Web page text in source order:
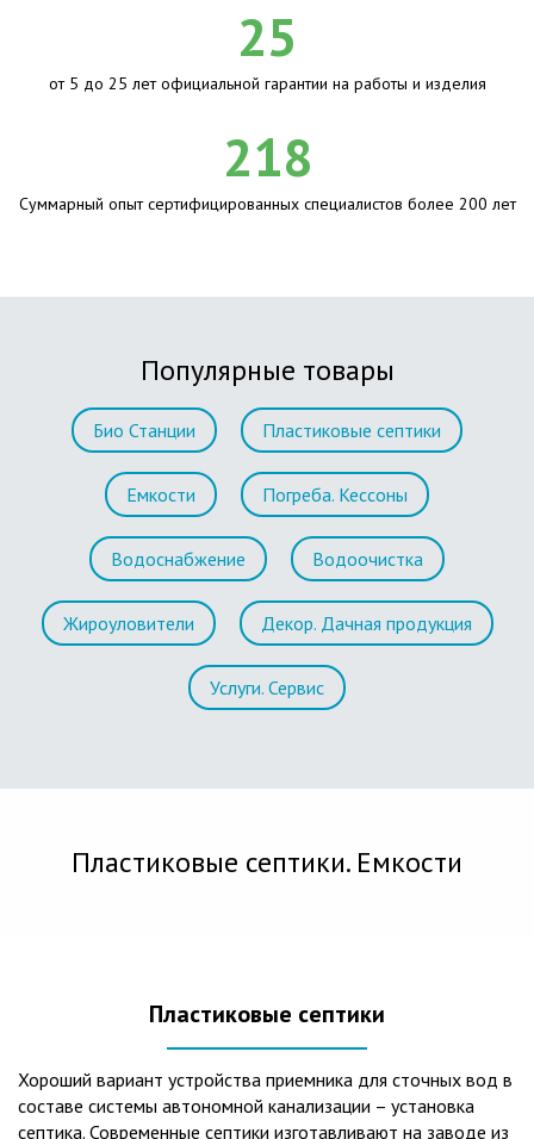
25
от 5 до 25 лет официальной гарантии на работы и изделия
218
Суммарный опыт сертифицированных специалистов более 200 лет
Популярные товары
Био Станции Пластиковые септики
Емкости Погреба. Кессоны
Водоснабжение Водоочистка
Жироуловители Декор. Дачная продукция
Услуги. Сервис
Пластиковые септики. Емкости
Пластиковые септики
Хороший вариант устройства приемника для сточных вод в
составе системы автономной канализации – установка
септика. Современные септики изготавливают на заводе из